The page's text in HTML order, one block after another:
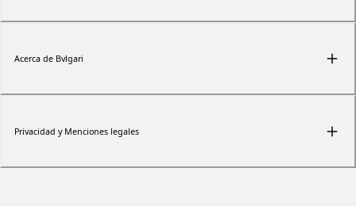
Acerca de Bvlgari
Privacidad y Menciones legales